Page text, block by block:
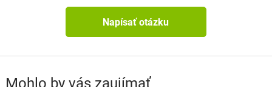
Napísať otázku
Mohlo by vás zaujímať